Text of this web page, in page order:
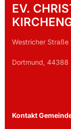
EV.
Westricher Straße
Dortmund, 44388
Kontakt